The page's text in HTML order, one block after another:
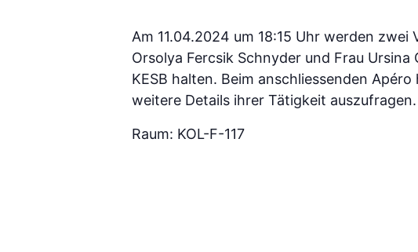
Am 11.04.2024 um 18:15 Uhr werden
Orsolya Fercsik Schnyder und Frau
KESB halten. Beim anschliessenden
weitere Details ihrer Tätigkeit auszufragen.
Raum: KOL-F-117